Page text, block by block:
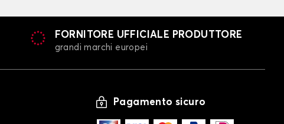
FORNITORE UFFICIALE PRODUTTORE
grandi marchi europei
Pagamento sicuro